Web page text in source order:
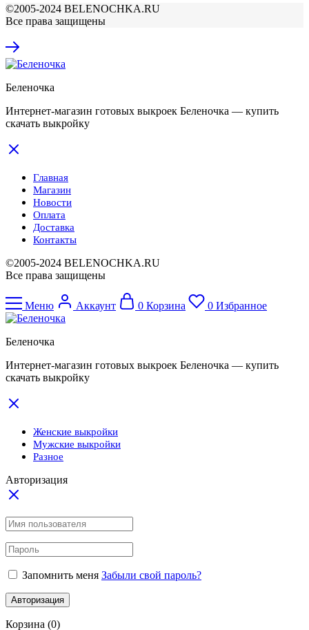
©2005-2024 BELENOCHKA.RU
Все права защищены
Беленочка
Интернет-магазин готовых выкроек Беленочка — купить
скачать выкройку
Главная
Магазин
Новости
Оплата
Доставка
Контакты
©2005-2024 BELENOCHKA.RU
Все права защищены
Меню Аккаунт 0 Корзина 0 Избранное
Беленочка
Интернет-магазин готовых выкроек Беленочка — купить
скачать выкройку
Женские выкройки
Мужские выкройки
Разное
Авторизация
Запомнить меня Забыли свой пароль?
Авторизация
Корзина (0)